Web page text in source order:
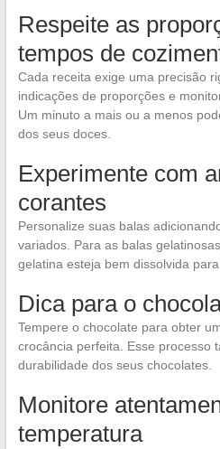
Respeite as
tempos de
Cada receita exige uma precisão
indicações de proporções e
Um minuto a mais ou a menos
dos seus doces.
Experimente com
corantes
Personalize suas balas
variados. Para as balas
gelatina esteja bem dissolvida
Dica para o
Tempere o chocolate para obter
crocância perfeita. Esse processo
durabilidade dos seus chocolates.
Monitore
temperatura